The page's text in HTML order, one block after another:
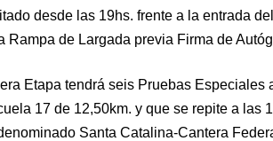
desde las 19hs. frente a la entrada
Rampa de Largada previa Firma de
Etapa tendrá seis Pruebas Especiales
17 de 12,50km. y que se repite a las
Santa Catalina-Cantera